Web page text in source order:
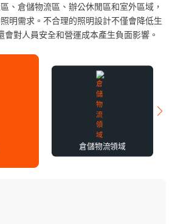
、倉儲物流區、辦公休閒區和室外區域，
明需求。不合理的照明設計不僅會降低生
對人員安全和營運成本產生負面影響。
倉儲物流領域